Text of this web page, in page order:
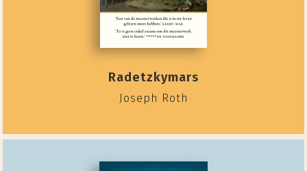
Radetzkymars
Joseph Roth